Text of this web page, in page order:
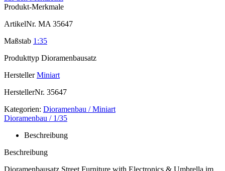
Produkt-Merkmale
ArtikelNr. MA 35647
Maßstab 1:35
Produkttyp Dioramenbausatz
Hersteller Miniart
HerstellerNr. 35647
Kategorien: Dioramenbau / Miniart
Dioramenbau / 1/35
Beschreibung
Beschreibung